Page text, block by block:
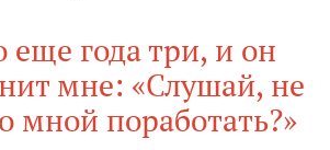
года три, и он
мне: «Слушай, не
мной поработать?»